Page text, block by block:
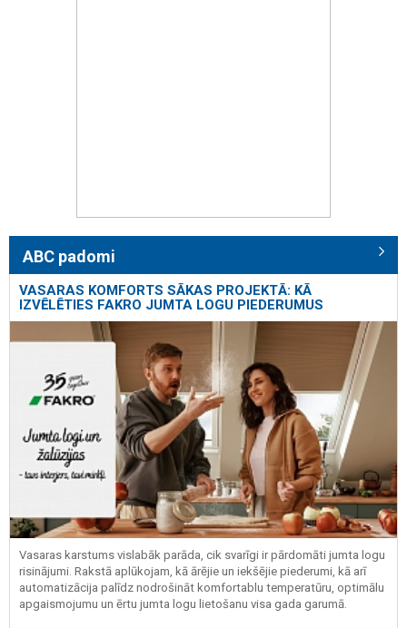
ABC padomi
VASARAS KOMFORTS SĀKAS PROJEKTĀ: KĀ
IZVĒLĒTIES FAKRO JUMTA LOGU PIEDERUMUS
Vasaras karstums vislabāk parāda, cik svarīgi ir pārdomāti jumta logu
risinājumi. Rakstā aplūkojam, kā ārējie un iekšējie piederumi, kā arī
automatizācija palīdz nodrošināt komfortablu temperatūru, optimālu
apgaismojumu un ērtu jumta logu lietošanu visa gada garumā.